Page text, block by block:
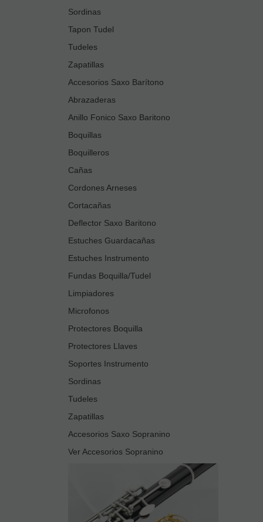
Sordinas
Tapon Tudel
Tudeles
Zapatillas
Accesorios Saxo Barítono
Abrazaderas
Anillo Fonico Saxo Baritono
Boquillas
Boquilleros
Cañas
Cordones Arneses
Cortacañas
Deflector Saxo Baritono
Estuches Guardacañas
Estuches Instrumento
Fundas Boquilla/Tudel
Limpiadores
Microfonos
Protectores Boquilla
Protectores Llaves
Soportes Instrumento
Sordinas
Tudeles
Zapatillas
Accesorios Saxo Sopranino
Ver Accesorios Sopranino